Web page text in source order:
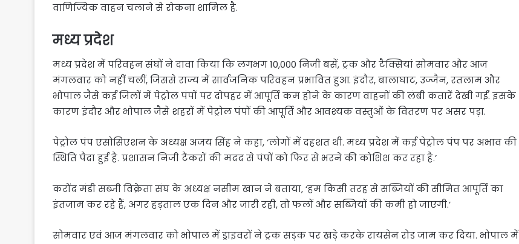
वाणिज्यिक वाहन चलाने से रोकना शामिल है.
मध्य प्रदेश
मध्य प्रदेश में परिवहन संघों ने दावा किया कि लगभग 10,000 निजी बसें, ट्रक और टैक्सियां सोमवार और आज
मंगलवार को नहीं चलीं, जिससे राज्य में सार्वजनिक परिवहन प्रभावित हुआ. इंदौर, बालाघाट, उज्जैन, रतलाम और
भोपाल जैसे कई जिलों में पेट्रोल पंपों पर दोपहर में आपूर्ति कम होने के कारण वाहनों की लंबी कतारें देखी गईं. इसके
कारण इंदौर और भोपाल जैसे शहरों में पेट्रोल पंपों की आपूर्ति और आवश्यक वस्तुओं के वितरण पर असर पड़ा.
पेट्रोल पंप एसोसिएशन के अध्यक्ष अजय सिंह ने कहा, ‘लोगों में दहशत थी. मध्य प्रदेश में कई पेट्रोल पंप पर अभाव की
स्थिति पैदा हुई है. प्रशासन निजी टैंकरों की मदद से पंपों को फिर से भरने की कोशिश कर रहा है.’
करोंद मंडी सब्जी विक्रेता संघ के अध्यक्ष नसीम खान ने बताया, ‘हम किसी तरह से सब्जियों की सीमित आपूर्ति का
इंतजाम कर रहे हैं, अगर हड़ताल एक दिन और जारी रही, तो फलों और सब्जियों की कमी हो जाएगी.’
सोमवार एवं आज मंगलवार को भोपाल में ड्राइवरों ने ट्रक सड़क पर खड़े करके रायसेन रोड जाम कर दिया. भोपाल में